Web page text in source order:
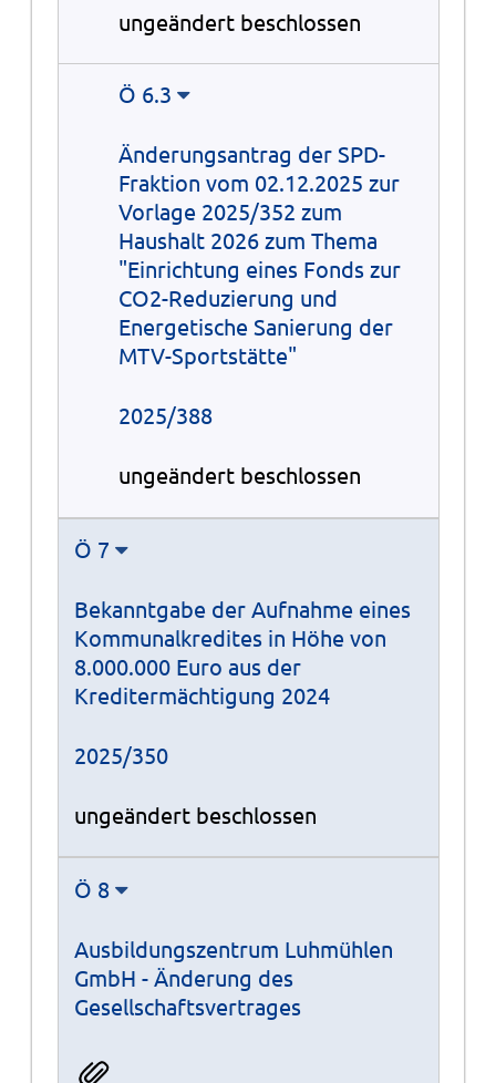
ungeändert beschlossen
Ö 6.3
Änderungsantrag der SPD-
Fraktion vom 02.12.2025 zur
Vorlage 2025/352 zum
Haushalt 2026 zum Thema
"Einrichtung eines Fonds zur
CO2-Reduzierung und
Energetische Sanierung der
MTV-Sportstätte"
2025/388
ungeändert beschlossen
Ö 7
Bekanntgabe der Aufnahme eines
Kommunalkredites in Höhe von
8.000.000 Euro aus der
Kreditermächtigung 2024
2025/350
ungeändert beschlossen
Ö 8
Ausbildungszentrum Luhmühlen
GmbH - Änderung des
Gesellschaftsvertrages